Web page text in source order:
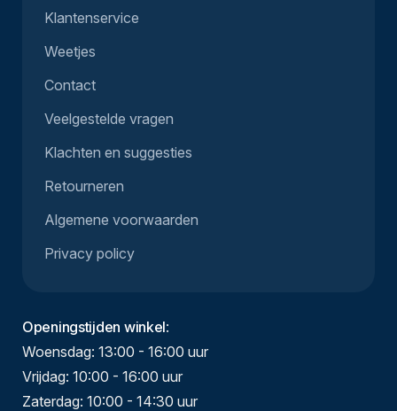
Klantenservice
Weetjes
Contact
Veelgestelde vragen
Klachten en suggesties
Retourneren
Algemene voorwaarden
Privacy policy
Openingstijden winkel:
Woensdag: 13:00 - 16:00 uur
Vrijdag: 10:00 - 16:00 uur
Zaterdag: 10:00 - 14:30 uur